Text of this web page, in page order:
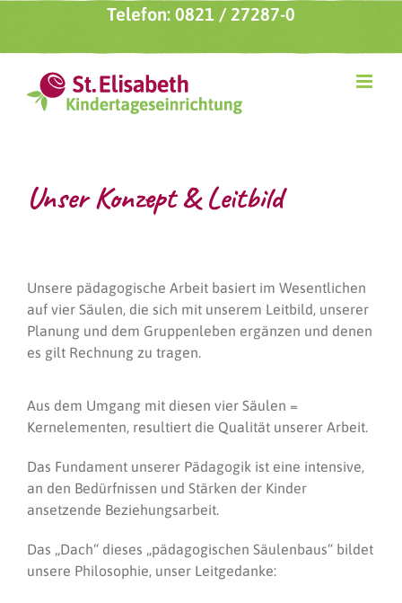
springen
Telefon: 0821 / 27287-0
Unser Konzept & Leitbild
Unsere pädagogische Arbeit basiert im Wesentlichen
auf vier Säulen, die sich mit unserem Leitbild, unserer
Planung und dem Gruppenleben ergänzen und denen
es gilt Rechnung zu tragen.
Aus dem Umgang mit diesen vier Säulen =
Kernelementen, resultiert die Qualität unserer Arbeit.
Das Fundament unserer Pädagogik ist eine intensive,
an den Bedürfnissen und Stärken der Kinder
ansetzende Beziehungsarbeit.
Das „Dach“ dieses „pädagogischen Säulenbaus“ bildet
unsere Philosophie, unser Leitgedanke: